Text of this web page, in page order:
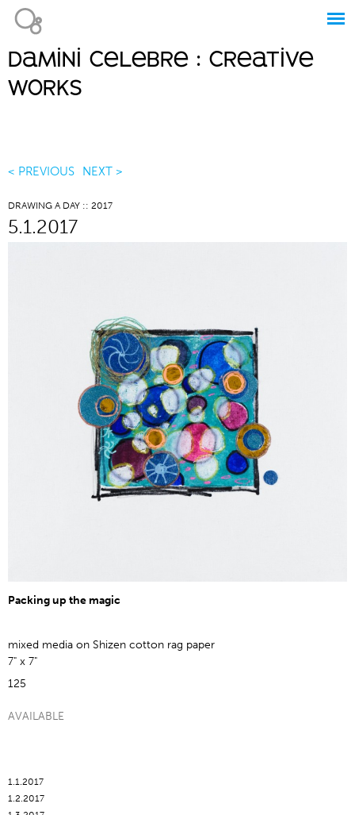
Main
menu
damini celebre : creative
works
< PREVIOUS NEXT >
DRAWING A DAY :: 2017
5.1.2017
Packing up the magic
mixed media on Shizen cotton rag paper
7" x 7"
125
AVAILABLE
1.1.2017
1.2.2017